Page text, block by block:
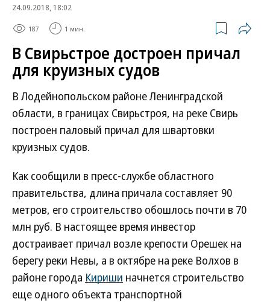
24.09.2018, 18:02
187 1 мин.
В Свирьстрое достроен причал
для круизных судов
В Лодейнопольском районе Ленинградской
области, в границах Свирьстроя, на реке Свирь
построен паловый причал для швартовки
круизных судов.
Как сообщили в пресс-службе областного
правительства, длина причала составляет 90
метров, его строительство обошлось почти в 70
млн руб. В настоящее время инвестор
достраивает причал возле крепости Орешек на
берегу реки Невы, а в октябре на реке Волхов в
районе города Кириши начнется строительство
еще одного объекта транспортной